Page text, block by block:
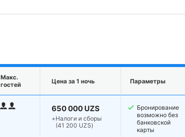
Макс.
гостей
Цена за 1 ночь Параметры
650 000 UZS
+Налоги и сборы
(41 200 UZS)
Бронирование
возможно без
банковской
карты